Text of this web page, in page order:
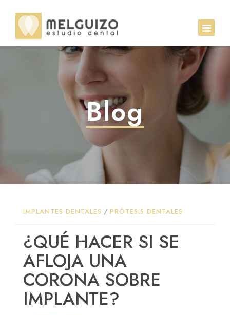
Implantología
Estética dental
Periodoncia
Prótesis
Peritaje dental
CASOS CLÍNICOS
BLOG
Blog
IMPLANTES DENTALES / PRÓTESIS DENTALES
¿QUÉ HACER SI SE
AFLOJA UNA
CORONA SOBRE
IMPLANTE?